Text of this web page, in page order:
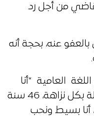
من أجل رد
عنه، بحجة أنه
العامية “أنا
واقف مع الشعب أرجوكم سيدي الرئيس، أنا خدمت الدولة بكل نزاهة، 46 سنة
فاسد، أنا بسيط ونحب